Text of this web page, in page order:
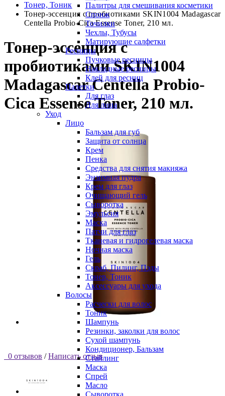
Палитры для смешивания косметики
Спонж
Точилки
Чехлы, Тубусы
Матирующие салфетки
Ресницы
Пучковые ресницы
Накладные ресницы
Клей для ресниц
Палетки
Для глаз
Для лица
Уход
Лицо
Бальзам для губ
Защита от солнца
Крем
Пенка
Средства для снятия макияжа
Энзимная пудра
Крем для глаз
Очищающий гель
Сыворотка
Эмульсия
Маска
Патчи для глаз
Тканевая и гидрогелевая маска
Ночная маска
Гель
Скраб, Пилинг, Пэды
Тонер, Тоник
Аксессуары для ухода
Волосы
Расчески для волос
Тоник
Шампунь
Резинки, заколки для волос
Сухой шампунь
Кондиционер, Бальзам
Стайлинг
Маска
Спрей
Масло
Сыворотка
Тонер, Тоник
Тонер-эссенция с пробиотиками SKIN1004 Madagascar
Centella Probio-Cica Essense Toner, 210 мл.
Тонер-эссенция с
пробиотиками SKIN1004
Madagascar Centella Probio-
Cica Essense Toner, 210 мл.
0 отзывов / Написать отзыв